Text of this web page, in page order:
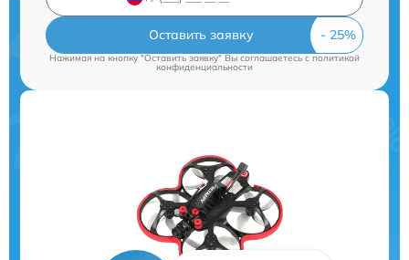
Оставить заявку
Нажимая на кнопку "Оставить заявку" Вы соглашаетесь c политикой
конфиденциальности